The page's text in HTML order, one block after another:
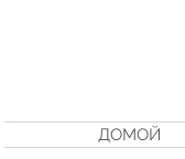
ДОМОЙ